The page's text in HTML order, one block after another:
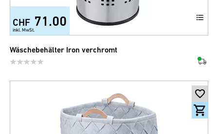
CHF 71.00
inkl. MwSt.
Wäschebehälter Iron verchromt